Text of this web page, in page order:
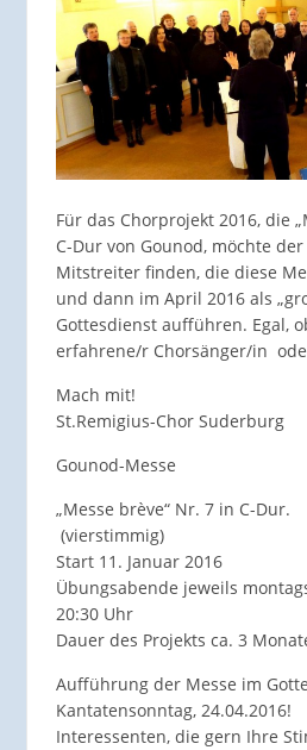
Für das Chorprojekt 2016, die
C-Dur von Gounod, möchte
Mitstreiter finden, die diese
und dann im April 2016 als
Gottesdienst aufführen. Egal,
erfahrene/r Chorsänger/in
Mach mit!
St.Remigius-Chor Suderburg
Gounod-Messe
„Messe brève“ Nr. 7 in C-Dur.
(vierstimmig)
Start 11. Januar 2016
Übungsabende jeweils
20:30 Uhr
Dauer des Projekts ca. 3
Aufführung der Messe im
Kantatensonntag, 24.04.2016!
Interessenten, die gern Ihre